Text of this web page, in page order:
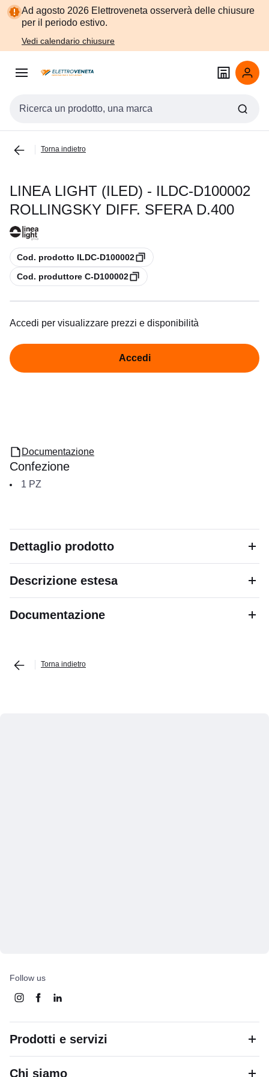
Vai alla
navigazione
Vai
alla
Ad agosto 2026 Elettroveneta osserverà delle chiusure
per il periodo estivo.
Vedi calendario chiusure
Cerca input
Torna indietro
LINEA LIGHT (ILED) - ILDC-D100002
ROLLINGSKY DIFF. SFERA D.400
copiaCod. prodotto ILDC-D100002
copiaCod. produttore C-D100002
Accedi per visualizzare prezzi e disponibilità
Accedi
Documentazione
Confezione
1 PZ
Dettaglio prodotto
Descrizione estesa
Documentazione
Torna indietro
Follow us
Prodotti e servizi
Chi siamo